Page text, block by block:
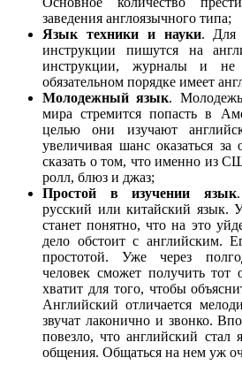
заведения англоязычного типа;
Язык техники и науки. Для
инструкции пишутся на
инструкции, журналы и
обязательном порядке имеет
Молодежный язык.
мира стремится попасть в
целью они изучают
увеличивая шанс оказаться
сказать о том, что именно из
ролл, блюз и джаз;
Простой в изучении язык
русский или китайский язык.
станет понятно, что на это
дело обстоит с английским.
простотой. Уже через
человек сможет получить тот
хватит для того, чтобы
Английский отличается
звучат лаконично и звонко.
повезло, что английский стал
общения. Общаться на нем уж